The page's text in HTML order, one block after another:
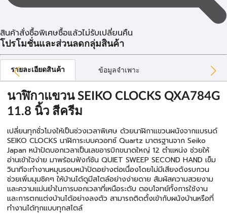
สินค้าสั่งซื้อพิเศษซื้อแล้วไม่รับเปลี่ยนคืน
โปรโมชั่นและส่วนลดกลุ่มสินค้า
รายละเอียดสินค้า ข้อมูลจำเพาะ
นาฬิกาแขวน SEIKO CLOCKS QXA784G
11.8 นิ้ว สีครีม
เปลี่ยนทุกชั่วโมงให้เป็นช่วงเวลาพิเศษ ด้วยนาฬิกาแขวนผนังจากแบรนด์
SEIKO CLOCKS นาฬิการะบบควอทซ์ Quartz มาตรฐานจาก Seiko
Japan หน้าปัดบอกเวลาเป็นเลขอารบิกขนาดใหญ่ 12 ตำแหน่ง ช่วยให้
อ่านเข้าใจง่าย มาพร้อมฟังก์ชัน QUIET SWEEP SECOND HAND เข็ม
วินาทีจะทำงานหมุนรอบหน้าปัดอย่างต่อเนื่องโดยไม่มีเสียงดังรบกวน
ช่วยเพิ่มมุมชิคๆ ให้บ้านได้ดูมีสไตล์อย่างง่ายดาย สัมผัสความสวยงาม
และความแม่นยำในการบอกเวลาที่เหนือระดับ ตอบโจทย์ทั้งการใช้งาน
และการตกแต่งบ้านได้อย่างลงตัว สามารถติดตั้งเข้ากับผนังบ้านหรือที่
ทำงานได้ทุกแบบทุกสไตล์